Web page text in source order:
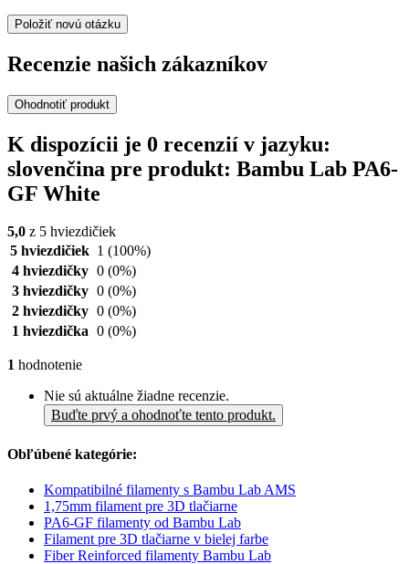
Položiť novú otázku
Recenzie našich zákazníkov
Ohodnotiť produkt
K dispozícii je 0 recenzií v jazyku:
slovenčina pre produkt: Bambu Lab PA6-
GF White
5,0 z 5 hviezdičiek
5 hviezdičiek 1 (100%)
4 hviezdičky 0 (0%)
3 hviezdičky 0 (0%)
2 hviezdičky 0 (0%)
1 hviezdička 0 (0%)
1 hodnotenie
Nie sú aktuálne žiadne recenzie.
Buďte prvý a ohodnoťte tento produkt.
Obľúbené kategórie:
Kompatibilné filamenty s Bambu Lab AMS
1,75mm filament pre 3D tlačiarne
PA6-GF filamenty od Bambu Lab
Filament pre 3D tlačiarne v bielej farbe
Fiber Reinforced filamenty Bambu Lab